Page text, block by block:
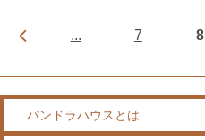
... 7 8
パンドラハウスとは